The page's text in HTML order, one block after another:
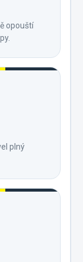
opouští
plný